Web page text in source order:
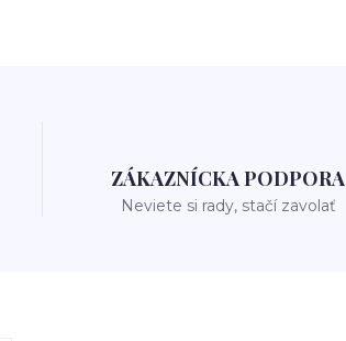
ZÁKAZNÍCKA PODPORA
Neviete si rady, stačí zavolať